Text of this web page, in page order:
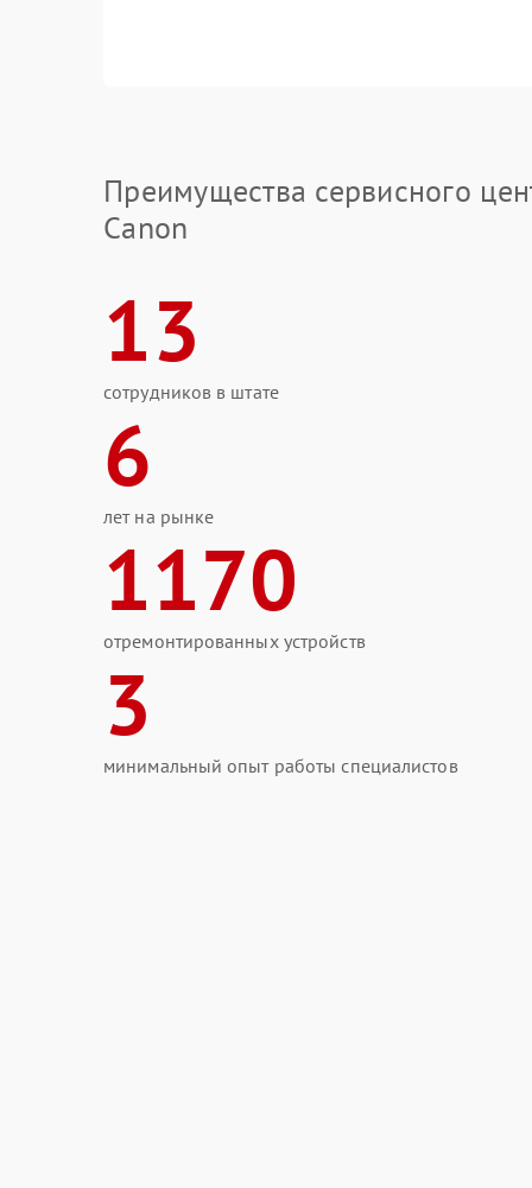
Преимущества сервисного
Canon
13
сотрудников в штате
6
лет на рынке
1170
отремонтированных устройств
3
минимальный опыт работы специалистов